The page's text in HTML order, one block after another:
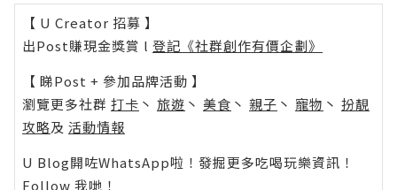
【 U Creator 招募 】
出Post賺現金獎賞 l 登記《社群創作有價企劃》
【 睇Post + 參加品牌活動 】
瀏覽更多社群 打卡 丶 旅遊 丶 美食 丶 親子 丶 寵物 丶 扮靚
攻略及 活動情報
U Blog開咗WhatsApp啦！發掘更多吃喝玩樂資訊！
Follow 我哋 ！